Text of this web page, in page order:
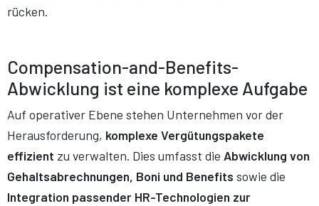
rücken.
Compensation-and-Benefits-
Abwicklung ist eine komplexe Aufgabe
Auf operativer Ebene stehen Unternehmen vor der
Herausforderung, komplexe Vergütungspakete
effizient zu verwalten. Dies umfasst die Abwicklung von
Gehaltsabrechnungen, Boni und Benefits sowie die
Integration passender HR-Technologien zur